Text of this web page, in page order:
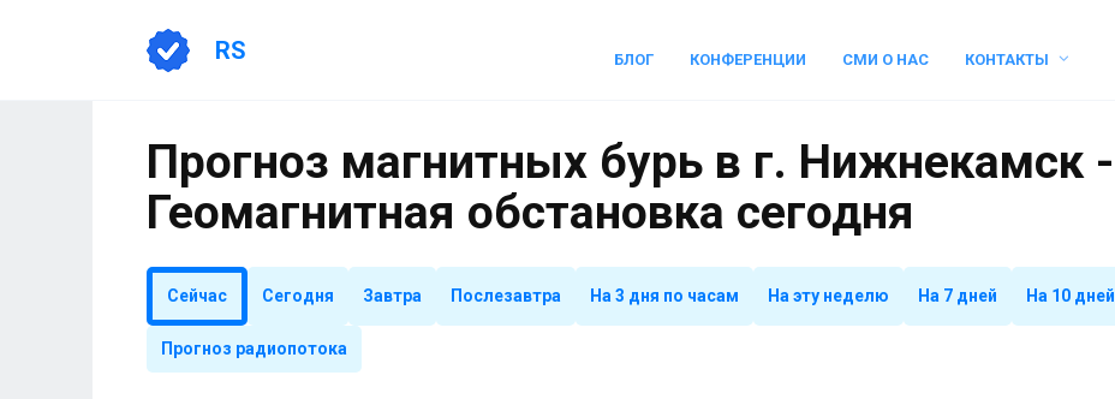
RS БЛОГ КОНФЕРЕНЦИИ СМИ О НАС КОНТАКТЫ
Прогноз магнитных бурь в г. Нижнекамск -
Геомагнитная обстановка сегодня
Сейчас Сегодня Завтра Послезавтра На 3 дня по часам На эту неделю На 7 дней На 10 дней
Прогноз радиопотока